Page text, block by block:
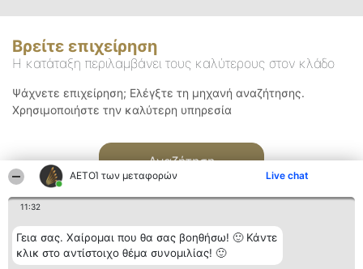
ΑΕΤΟΊ των μεταφορών Live chat
11:32
Γεια σας. Χαίρομαι που θα σας βοηθήσω! 🙂 Κάντε
κλικ στο αντίστοιχο θέμα συνομιλίας! 🙂
Βρείτε επιχείρηση
Η κατάταξη περιλαμβάνει τους καλύτερους στον κλάδο
Ψάχνετε επιχείρηση; Ελέγξτε τη μηχανή αναζήτησης.
Χρησιμοποιήστε την καλύτερη υπηρεσία
Αναζήτηση